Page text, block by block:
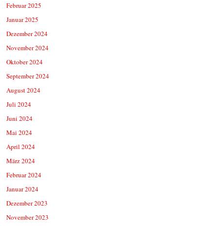
Februar 2025
Januar 2025
Dezember 2024
November 2024
Oktober 2024
September 2024
August 2024
Juli 2024
Juni 2024
Mai 2024
April 2024
März 2024
Februar 2024
Januar 2024
Dezember 2023
November 2023